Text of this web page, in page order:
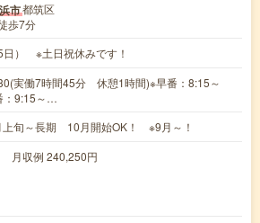
市都筑区
歩7分
日） ※土日祝休みです！
実働7時間45分 休憩1時間)※早番：8:15～
：9:15～…
上旬～長期 10月開始OK！ ※9月～！
月収例 240,250円